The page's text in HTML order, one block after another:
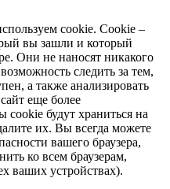
cookie. Cookie –
вы зашли и который
Они не наносят никакого
следить за тем,
а также анализировать
еще более
будут храниться на
их. Вы всегда можете
вашего браузера,
ко всем браузерам,
ваших устройствах).